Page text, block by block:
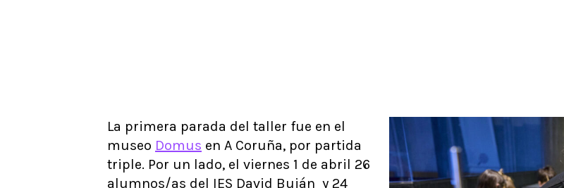
La primera parada del taller fue en el
museo Domus en A Coruña, por partida
triple. Por un lado, el viernes 1 de abril 26
alumnos/as del IES David Buján y 24